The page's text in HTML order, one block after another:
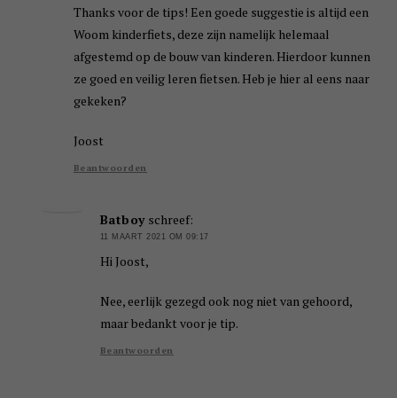
Thanks voor de tips! Een goede suggestie is altijd een
Woom kinderfiets, deze zijn namelijk helemaal
afgestemd op de bouw van kinderen. Hierdoor kunnen
ze goed en veilig leren fietsen. Heb je hier al eens naar
gekeken?
Joost
Beantwoorden
Batboy schreef:
11 MAART 2021 OM 09:17
Hi Joost,
Nee, eerlijk gezegd ook nog niet van gehoord,
maar bedankt voor je tip.
Beantwoorden